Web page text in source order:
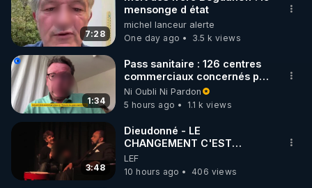
🌱 INSTAGRAM
https://www.instagram.com/rdlr_thierrycasasnovas/
http://rgnr.li/instagram
🌱 LA NEWSLETTER
Pour ne pas rater l’actualité RGNR (stages,
http://rgnr.li/news
🌱 VIDÉOS NON CENSURÉES SUR ODYSEE
7:28
mensonge d état
michel lanceur alerte
One day ago
3.5 k views
1:34
Pass sanitaire : 126 centres
commerciaux concernés par
l'obligation dans toute la
France
Ni Oubli Ni Pardon
5 hours ago
1.1 k views
3:48
Dieudonné - LE
CHANGEMENT C'EST
MAINTENANT
LEF
10 hours ago
406 views